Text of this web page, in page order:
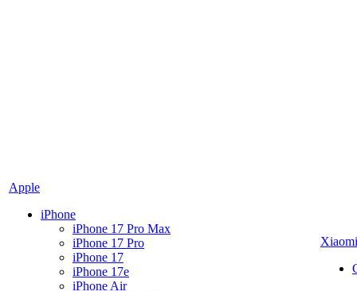
Apple
iPhone
iPhone 17 Pro Max
iPhone 17 Pro
iPhone 17
iPhone 17e
iPhone Air
Xiaomi